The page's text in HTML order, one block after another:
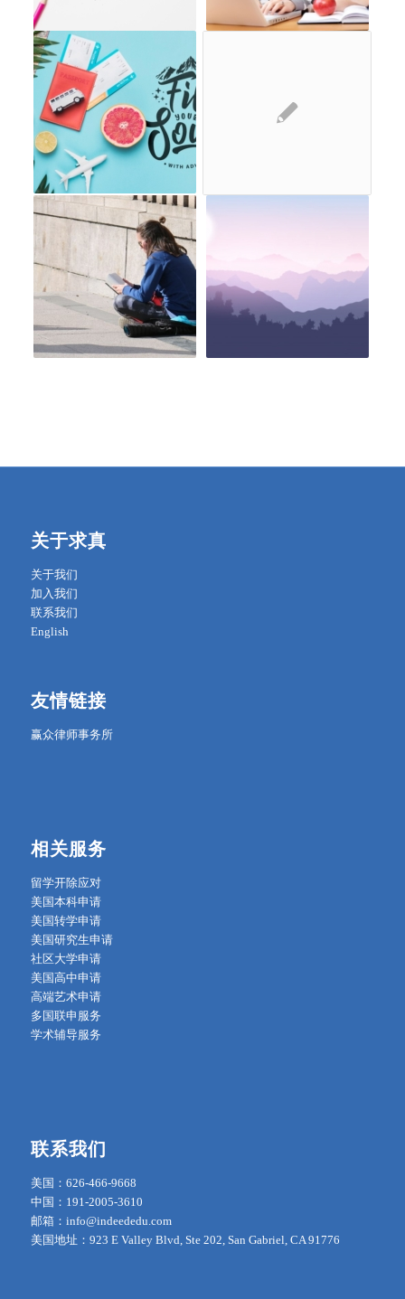
关于求真
关于我们
加入我们
联系我们
English
友情链接
赢众律师事务所
相关服务
留学开除应对
美国本科申请
美国转学申请
美国研究生申请
社区大学申请
美国高中申请
高端艺术申请
多国联申服务
学术辅导服务
联系我们
美国：626-466-9668
中国：191-2005-3610
邮箱：info@indeededu.com
美国地址：923 E Valley Blvd, Ste 202, San Gabriel, CA 91776